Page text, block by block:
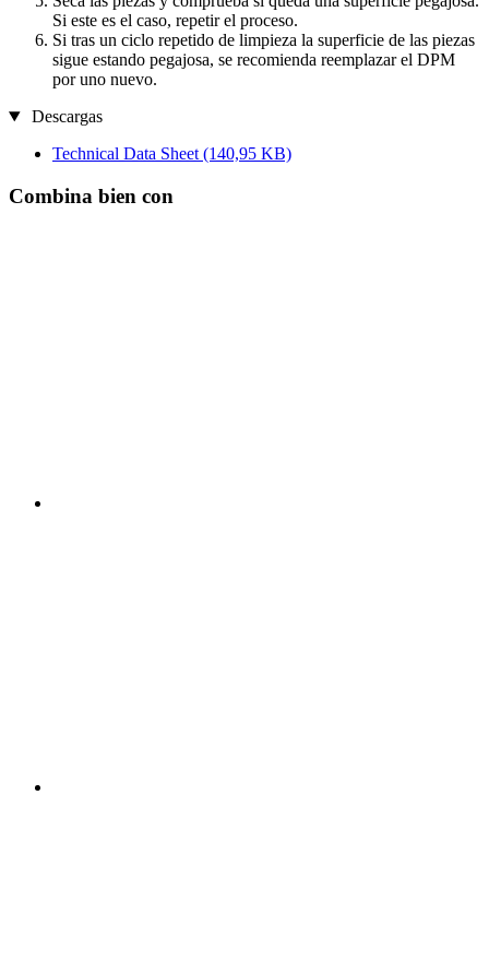
Si este es el caso, repetir el proceso.
Si tras un ciclo repetido de limpieza la superficie de las piezas
sigue estando pegajosa, se recomienda reemplazar el DPM
por uno nuevo.
Descargas
Technical Data Sheet (140,95 KB)
Combina bien con